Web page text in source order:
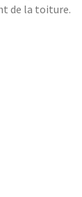
de la toiture.